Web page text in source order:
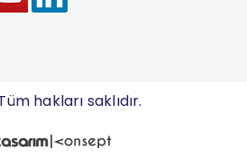
hakları saklıdır.